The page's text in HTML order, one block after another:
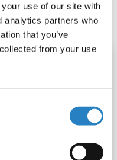
use of our site with
analytics partners who
that you’ve
from your use
Groep inmiddels